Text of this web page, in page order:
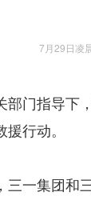
7月29日凌
部门指导下
行动。
一集团和